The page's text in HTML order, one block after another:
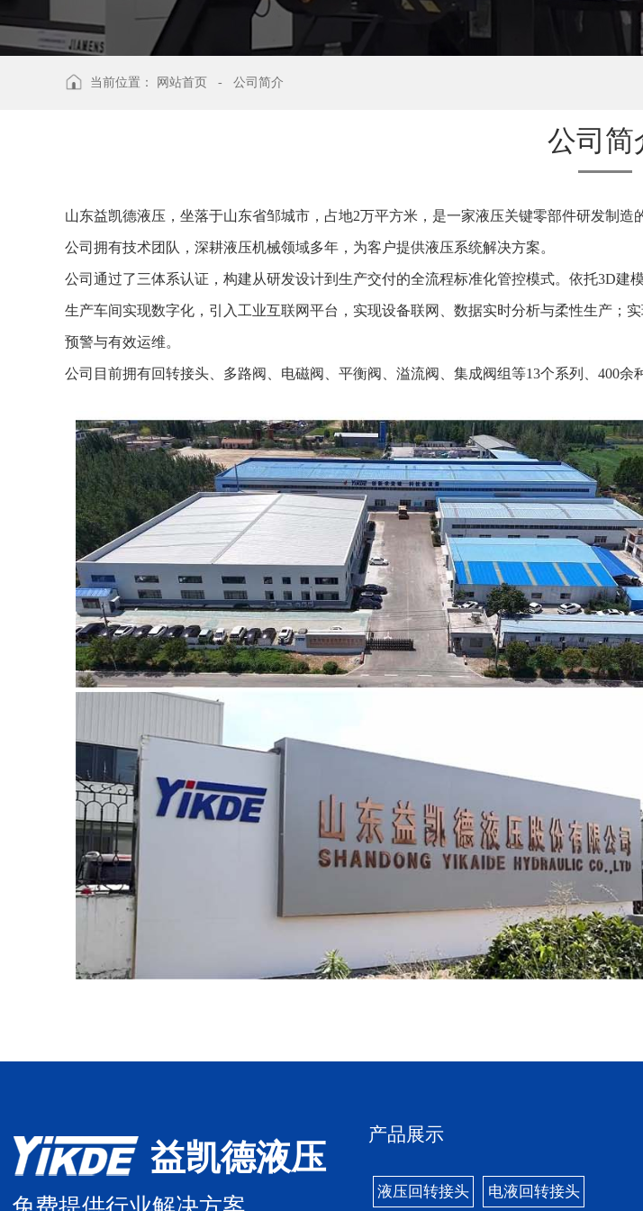
当前位置： 网站首页 - 公司简介
公司简
山东益凯德液压，坐落于山东省邹城市，占地2万平方米，是一家液压关键零部件研发制造
公司拥有技术团队，深耕液压机械领域多年，为客户提供液压系统解决方案。
公司通过了三体系认证，构建从研发设计到生产交付的全流程标准化管控模式。依托3D建
生产车间实现数字化，引入工业互联网平台，实现设备联网、数据实时分析与柔性生产；
预警与有效运维。
公司目前拥有回转接头、多路阀、电磁阀、平衡阀、溢流阀、集成阀组等13个系列、400
益凯德液压
产品展示
液压回转接头 电液回转接头